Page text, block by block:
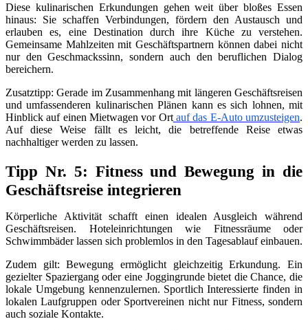
Diese kulinarischen Erkundungen gehen weit über bloßes Essen
hinaus: Sie schaffen Verbindungen, fördern den Austausch und
erlauben es, eine Destination durch ihre Küche zu verstehen.
Gemeinsame Mahlzeiten mit Geschäftspartnern können dabei nicht
nur den Geschmackssinn, sondern auch den beruflichen Dialog
bereichern.
Zusatztipp: Gerade im Zusammenhang mit längeren Geschäftsreisen
und umfassenderen kulinarischen Plänen kann es sich lohnen, mit
Hinblick auf einen Mietwagen vor Ort auf das E-Auto umzusteigen.
Auf diese Weise fällt es leicht, die betreffende Reise etwas
nachhaltiger werden zu lassen.
Tipp Nr. 5: Fitness und Bewegung in die
Geschäftsreise integrieren
Körperliche Aktivität schafft einen idealen Ausgleich während
Geschäftsreisen. Hoteleinrichtungen wie Fitnessräume oder
Schwimmbäder lassen sich problemlos in den Tagesablauf einbauen.
Zudem gilt: Bewegung ermöglicht gleichzeitig Erkundung. Ein
gezielter Spaziergang oder eine Joggingrunde bietet die Chance, die
lokale Umgebung kennenzulernen. Sportlich Interessierte finden in
lokalen Laufgruppen oder Sportvereinen nicht nur Fitness, sondern
auch soziale Kontakte.